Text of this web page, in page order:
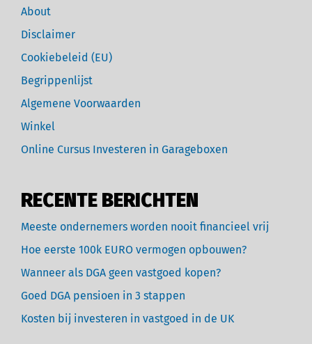
About
Disclaimer
Cookiebeleid (EU)
Begrippenlijst
Algemene Voorwaarden
Winkel
Online Cursus Investeren in Garageboxen
RECENTE BERICHTEN
Meeste ondernemers worden nooit financieel vrij
Hoe eerste 100k EURO vermogen opbouwen?
Wanneer als DGA geen vastgoed kopen?
Goed DGA pensioen in 3 stappen
Kosten bij investeren in vastgoed in de UK